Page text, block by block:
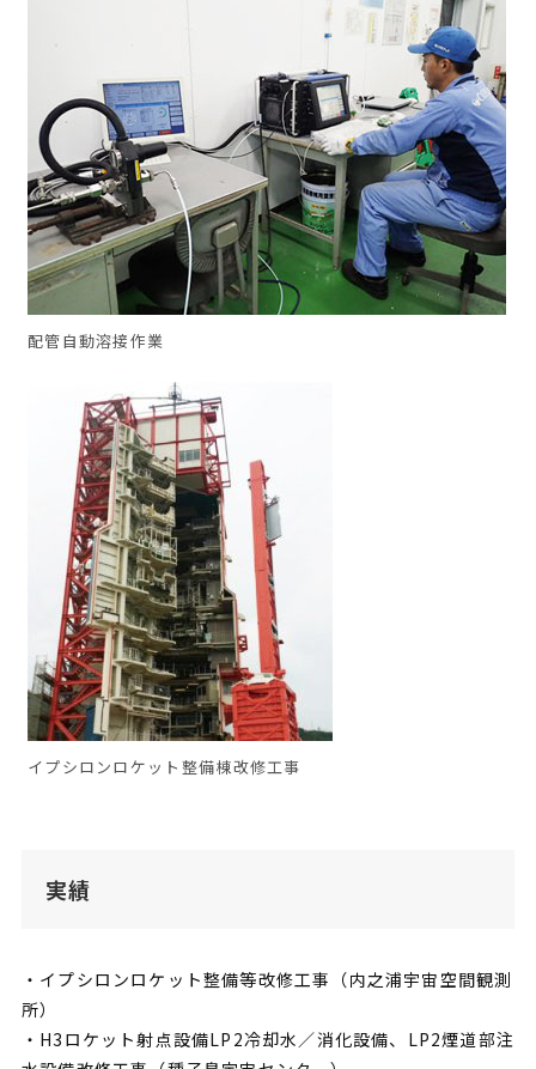
配管自動溶接作業
イプシロンロケット整備棟改修工事
実績
・イプシロンロケット整備等改修工事（内之浦宇宙空間観測
所）
・H3ロケット射点設備LP2冷却水／消化設備、LP2煙道部注